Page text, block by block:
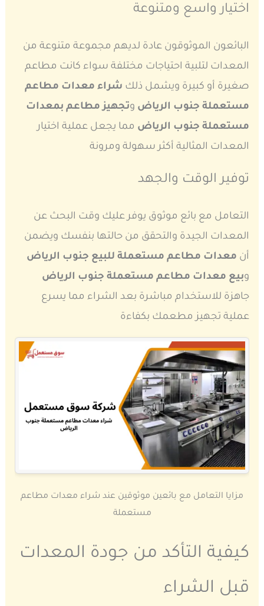
اختيار واسع ومتنوعة
البائعون الموثوقون عادة لديهم مجموعة متنوعة من
المعدات لتلبية احتياجات مختلفة سواء كانت مطاعم
صغيرة أو كبيرة ويشمل ذلك شراء معدات مطاعم
مستعملة جنوب الرياض وتجهيز مطاعم بمعدات
مستعملة جنوب الرياض مما يجعل عملية اختيار
المعدات المثالية أكثر سهولة ومرونة
توفير الوقت والجهد
التعامل مع بائع موثوق يوفر عليك وقت البحث عن
المعدات الجيدة والتحقق من حالتها بنفسك ويضمن
أن معدات مطاعم مستعملة للبيع جنوب الرياض
وبيع معدات مطاعم مستعملة جنوب الرياض
جاهزة للاستخدام مباشرة بعد الشراء مما يسرع
عملية تجهيز مطعمك بكفاءة
مزايا التعامل مع بائعين موثوقين عند شراء معدات مطاعم
مستعملة
كيفية التأكد من جودة المعدات
قبل الشراء